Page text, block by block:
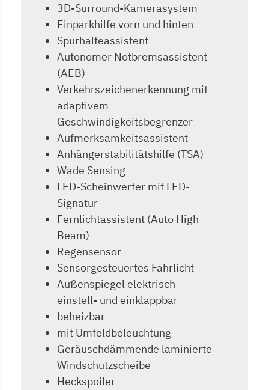
3D-Surround-Kamerasystem
Einparkhilfe vorn und hinten
Spurhalteassistent
Autonomer Notbremsassistent
(AEB)
Verkehrszeichenerkennung mit
adaptivem
Geschwindigkeitsbegrenzer
Aufmerksamkeitsassistent
Anhängerstabilitätshilfe (TSA)
Wade Sensing
LED-Scheinwerfer mit LED-
Signatur
Fernlichtassistent (Auto High
Beam)
Regensensor
Sensorgesteuertes Fahrlicht
Außenspiegel elektrisch
einstell- und einklappbar
beheizbar
mit Umfeldbeleuchtung
Geräuschdämmende laminierte
Windschutzscheibe
Heckspoiler